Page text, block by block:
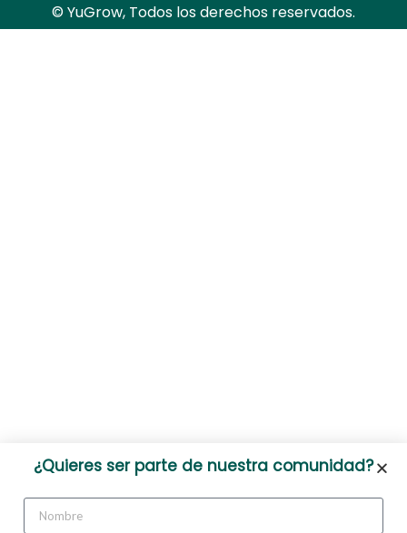
© YuGrow, Todos los derechos reservados.
¿Quieres ser parte de nuestra comunidad?